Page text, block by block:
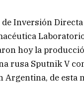
de Inversión
hoy la
rusa Sputnik V
Argentina, de esta